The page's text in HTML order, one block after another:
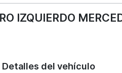
IZQUIERDO
Detalles del vehículo